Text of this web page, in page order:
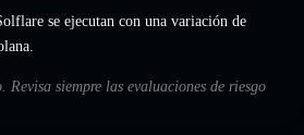
se ejecutan con una variación de
siempre las evaluaciones de riesgo